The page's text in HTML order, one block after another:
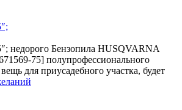
недорого Бензопила HUSQVARNA
75] полупрофессионального
для приусадебного участка, будет